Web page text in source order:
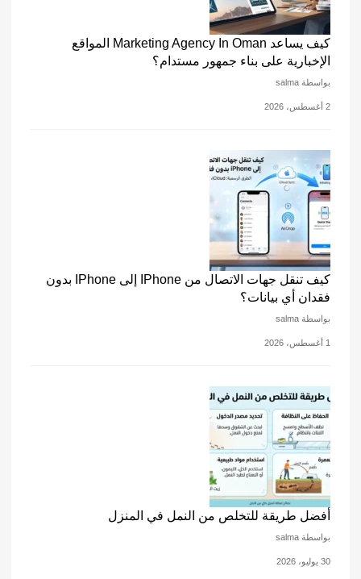
كيف يساعد Marketing Agency In Oman المواقع
الإخبارية على بناء جمهور مستدام؟
بواسطة salma
2 أغسطس، 2026
كيف تنقل جهات الاتصال من IPhone إلى IPhone بدون
فقدان أي بيانات؟
بواسطة salma
1 أغسطس، 2026
أفضل طريقة للتخلص من النمل في المنزل
بواسطة salma
30 يوليو، 2026